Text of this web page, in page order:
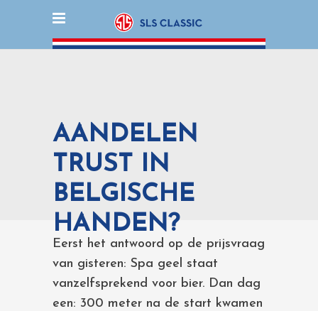
AANDELEN
TRUST IN
BELGISCHE
HANDEN?
Eerst het antwoord op de prijsvraag
van gisteren: Spa geel staat
vanzelfsprekend voor bier. Dan dag
een: 300 meter na de start kwamen